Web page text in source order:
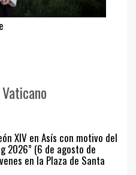
XIV en Asís con motivo del
2026” (6 de agosto de
en la Plaza de Santa